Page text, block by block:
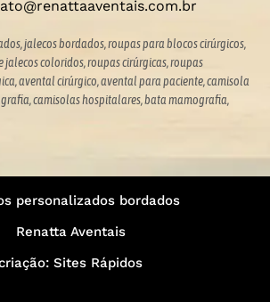
jalecos bordados, roupas para blocos cirúrgicos,
jalecos coloridos,roupas cirúrgicas, roupas
avental cirúrgico, avental para paciente, camisola
camisolas hospitalares, bata mamografia,
personalizados bordados
Renatta Aventais
Sites Rápidos